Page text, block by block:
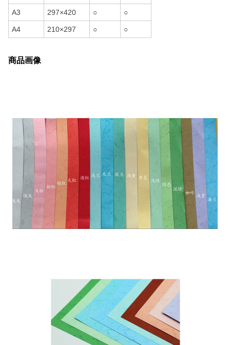
A3 297×420 ○ ○
A4 210×297 ○ ○
商品画像